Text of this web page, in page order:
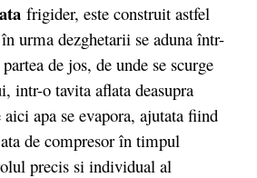
frigider, este construit astfel
urma dezghetarii se aduna într-
de jos, de unde se scurge
intr-o tavita aflata deasupra
apa se evapora, ajutata fiind
de compresor în timpul
precis si individual al